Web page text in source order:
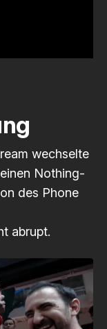
wechselte
Nothing-
des Phone
abrupt.